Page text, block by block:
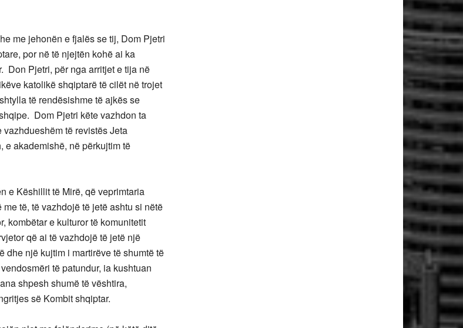
me jehonën e fjalës se tij, Dom Pjetri
por në të njejtën kohë ai ka
Don Pjetri, për nga arritjet e tija në
katolikë shqiptarë të cilët në trojet
të rendësishme të ajkës se
Dom Pjetri këte vazhdon ta
të revistës Jeta
e akademishë, në përkujtim të
e Këshillit të Mirë, që veprimtaria
të, të vazhdojë të jetë ashtu si nëtë
kombëtar e kulturor të komunitetit
që ai të vazhdojë të jetë një
dhe një kujtim i martirëve të shumtë të
të patundur, ia kushtuan
shpesh shumë të vështira,
së Kombit shqiptar.